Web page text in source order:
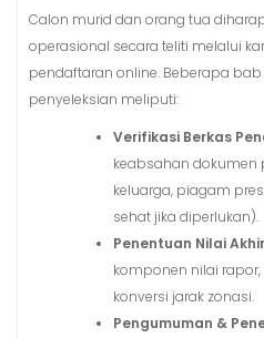
Calon murid dan orang tua
operasional secara teliti melalui
pendaftaran online. Beberapa
penyeleksian meliputi:
Verifikasi Berkas
keabsahan dokumen
keluarga, piagam
sehat jika diperlukan).
Penentuan Nilai Akhir
komponen nilai
konversi jarak zonasi.
Pengumuman &